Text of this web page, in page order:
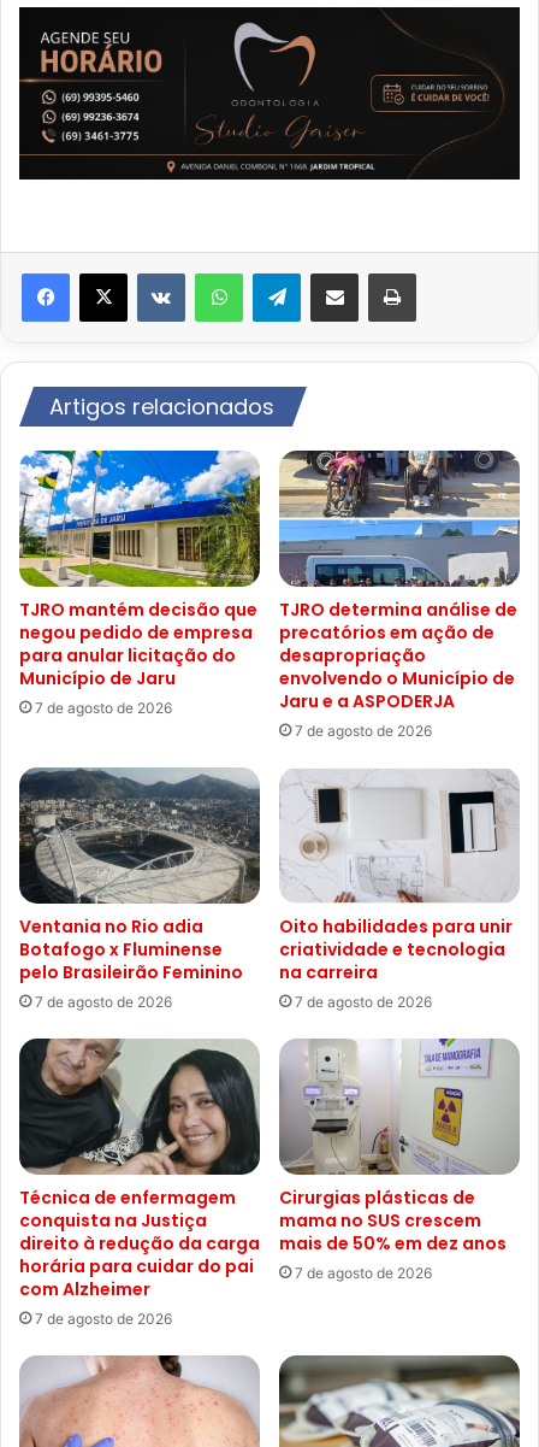
VK WhatsAppTelegramCompartilhar via e-mail Imprimir
Artigos relacionados
TJRO mantém decisão que
negou pedido de empresa
para anular licitação do
Município de Jaru
7 de agosto de 2026
TJRO determina análise de
precatórios em ação de
desapropriação
envolvendo o Município de
Jaru e a ASPODERJA
7 de agosto de 2026
Ventania no Rio adia
Botafogo x Fluminense
pelo Brasileirão Feminino
7 de agosto de 2026
Oito habilidades para unir
criatividade e tecnologia
na carreira
7 de agosto de 2026
Técnica de enfermagem
conquista na Justiça
direito à redução da carga
horária para cuidar do pai
com Alzheimer
7 de agosto de 2026
Cirurgias plásticas de
mama no SUS crescem
mais de 50% em dez anos
7 de agosto de 2026